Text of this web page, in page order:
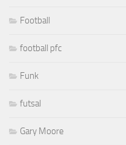
Football
football pfc
Funk
futsal
Gary Moore